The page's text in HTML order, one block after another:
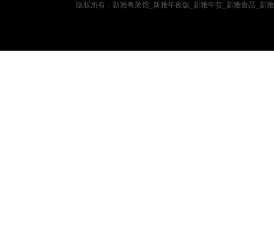
版权所有：新雅粤菜馆_新雅年夜饭_新雅年货_新雅食品_